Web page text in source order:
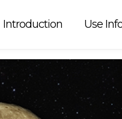
car operation is
Introduction Use